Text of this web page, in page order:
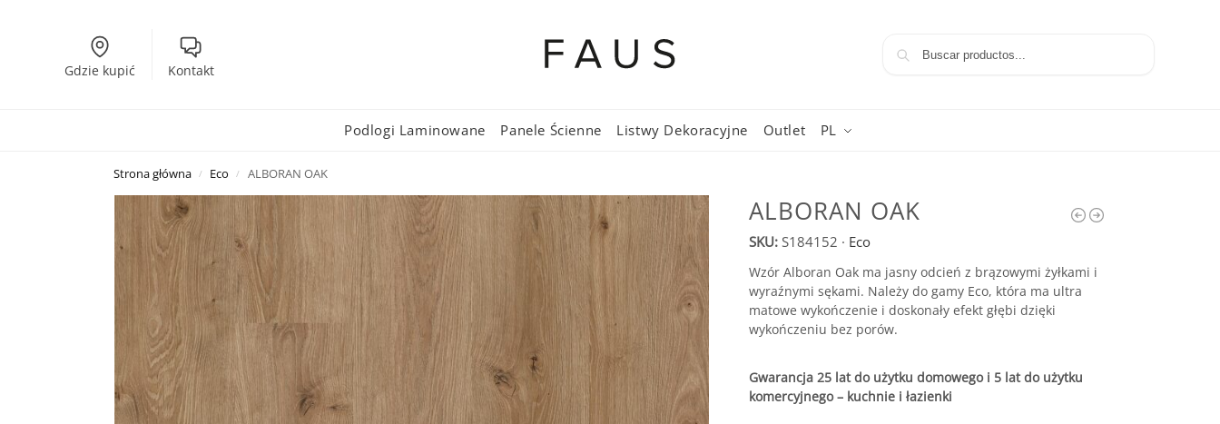
Gdzie kupić Kontakt
Podlogi Laminowane Panele Ścienne Listwy Dekoracyjne Outlet PL
Strona główna / Eco / ALBORAN OAK
ALBORAN OAK
SKU:S184152 · Eco
Wzór Alboran Oak ma jasny odcień z brązowymi żyłkami i
wyraźnymi sękami. Należy do gamy Eco, która ma ultra
matowe wykończenie i doskonały efekt głębi dzięki
wykończeniu bez porów.
Gwarancja 25 lat do użytku domowego i 5 lat do użytku
komercyjnego – kuchnie i łazienki